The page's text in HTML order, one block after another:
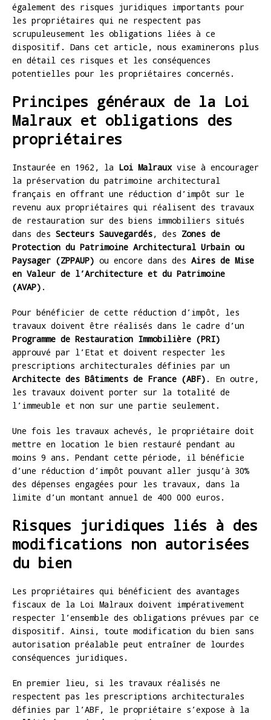
également des risques juridiques importants pour
les propriétaires qui ne respectent pas
scrupuleusement les obligations liées à ce
dispositif. Dans cet article, nous examinerons plus
en détail ces risques et les conséquences
potentielles pour les propriétaires concernés.
Principes généraux de la Loi
Malraux et obligations des
propriétaires
Instaurée en 1962, la Loi Malrauxvise à encourager
la préservation du patrimoine architectural
français en offrant une réduction d’impôt sur le
revenu aux propriétaires qui réalisent des travaux
de restauration sur des biens immobiliers situés
dans des Secteurs Sauvegardés, des Zones de
Protection du Patrimoine Architectural Urbain ou
Paysager (ZPPAUP) ou encore dans des Aires de Mise
en Valeur de l’Architecture et du Patrimoine
(AVAP) .
Pour bénéficier de cette réduction d’impôt, les
travaux doivent être réalisés dans le cadre d’un
Programme de Restauration Immobilière (PRI)
approuvé par l’Etat et doivent respecter les
prescriptions architecturales définies par un
Architecte des Bâtiments de France (ABF) . En outre,
les travaux doivent porter sur la totalité de
l’immeuble et non sur une partie seulement.
Une fois les travaux achevés, le propriétaire doit
mettre en location le bien restauré pendant au
moins 9 ans. Pendant cette période, il bénéficie
d’une réduction d’impôt pouvant aller jusqu’à 30%
des dépenses engagées pour les travaux, dans la
limite d’un montant annuel de 400 000 euros.
Risques juridiques liés à des
modifications non autorisées
du bien
Les propriétaires qui bénéficient des avantages
fiscaux de la Loi Malraux doivent impérativement
respecter l’ensemble des obligations prévues par ce
dispositif. Ainsi, toute modification du bien sans
autorisation préalable peut entraîner de lourdes
conséquences juridiques.
En premier lieu, si les travaux réalisés ne
respectent pas les prescriptions architecturales
définies par l’ABF, le propriétaire s’expose à la